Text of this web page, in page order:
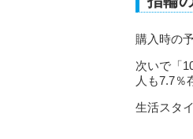
購入時の
次いで「
人も7.7％
生活スタ